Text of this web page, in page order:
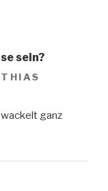
sein?
ganz